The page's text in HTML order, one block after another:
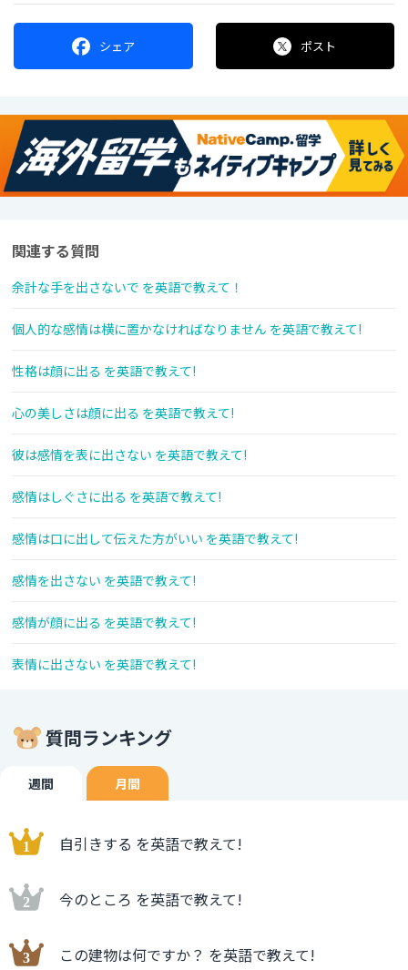
シェア ポスト
関連する質問
余計な手を出さないで を英語で教えて！
個人的な感情は横に置かなければなりません を英語で教えて!
性格は顔に出る を英語で教えて!
心の美しさは顔に出る を英語で教えて!
彼は感情を表に出さない を英語で教えて!
感情はしぐさに出る を英語で教えて!
感情は口に出して伝えた方がいい を英語で教えて!
感情を出さない を英語で教えて!
感情が顔に出る を英語で教えて!
表情に出さない を英語で教えて!
質問ランキング
週間 月間
自引きする を英語で教えて!
今のところ を英語で教えて!
この建物は何ですか？ を英語で教えて!